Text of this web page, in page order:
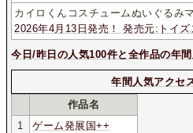
カイロくんコスチュームぬいぐるみ
2026年4月13日発売！ 発売元:トイ
今日/昨日の人気100件と全作品の年
年間人気アクセ
作品名
1
ゲーム発展国++